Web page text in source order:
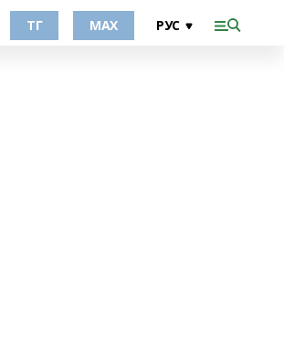
ТГ МАХ